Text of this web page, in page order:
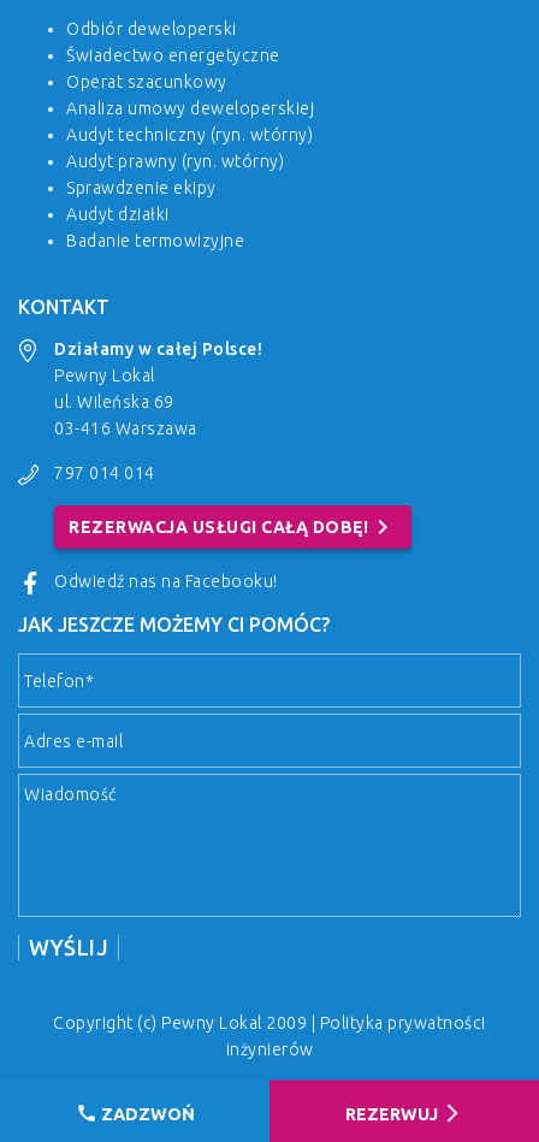
Odbiór deweloperski
Świadectwo energetyczne
Operat szacunkowy
Analiza umowy deweloperskiej
Audyt techniczny (ryn. wtórny)
Audyt prawny (ryn. wtórny)
Sprawdzenie ekipy
Audyt działki
Badanie termowizyjne
KONTAKT
Działamy w całej Polsce!
Pewny Lokal
ul. Wileńska 69
03-416 Warszawa
797 014 014
REZERWACJA USŁUGI CAŁĄ DOBĘ! chevron_right
Odwiedź nas na Facebooku!
JAK JESZCZE MOŻEMY CI POMÓC?
Copyright (c) Pewny Lokal 2009 | Polityka prywatności
inżynierów
call ZADZWOŃ REZERWUJ arrow_forward_ios